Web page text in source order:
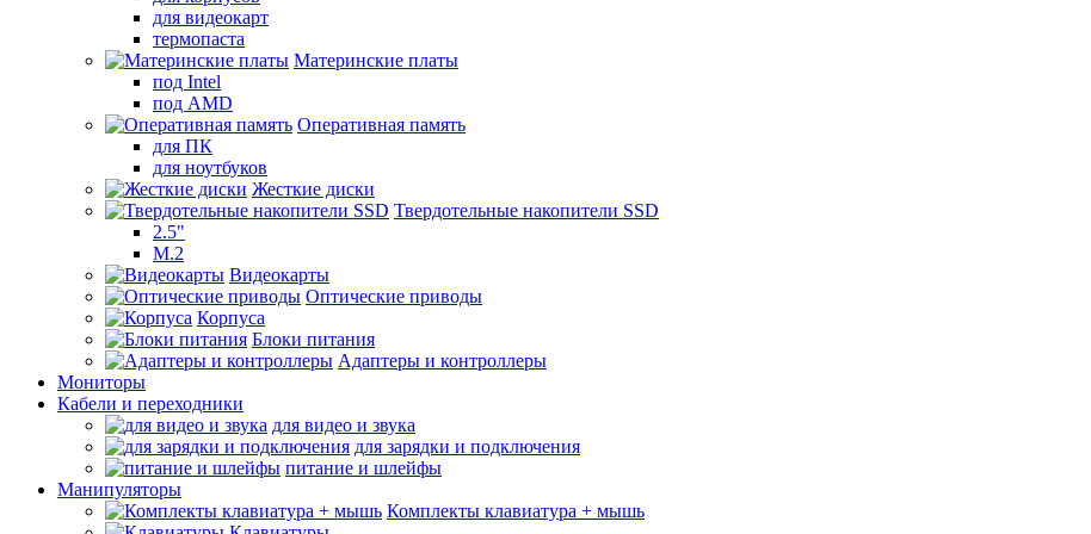
для видеокарт
термопаста
Материнские платы
под Intel
под AMD
Оперативная память
для ПК
для ноутбуков
Жесткие диски
Твердотельные накопители SSD
2.5"
M.2
Видеокарты
Оптические приводы
Корпуса
Блоки питания
Адаптеры и контроллеры
Мониторы
Кабели и переходники
для видео и звука
для зарядки и подключения
питание и шлейфы
Манипуляторы
Комплекты клавиатура + мышь